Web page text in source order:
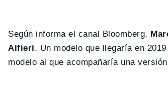
Según informa el canal Bloomberg,
Alfieri. Un modelo que llegaría en
modelo al que acompañaría una